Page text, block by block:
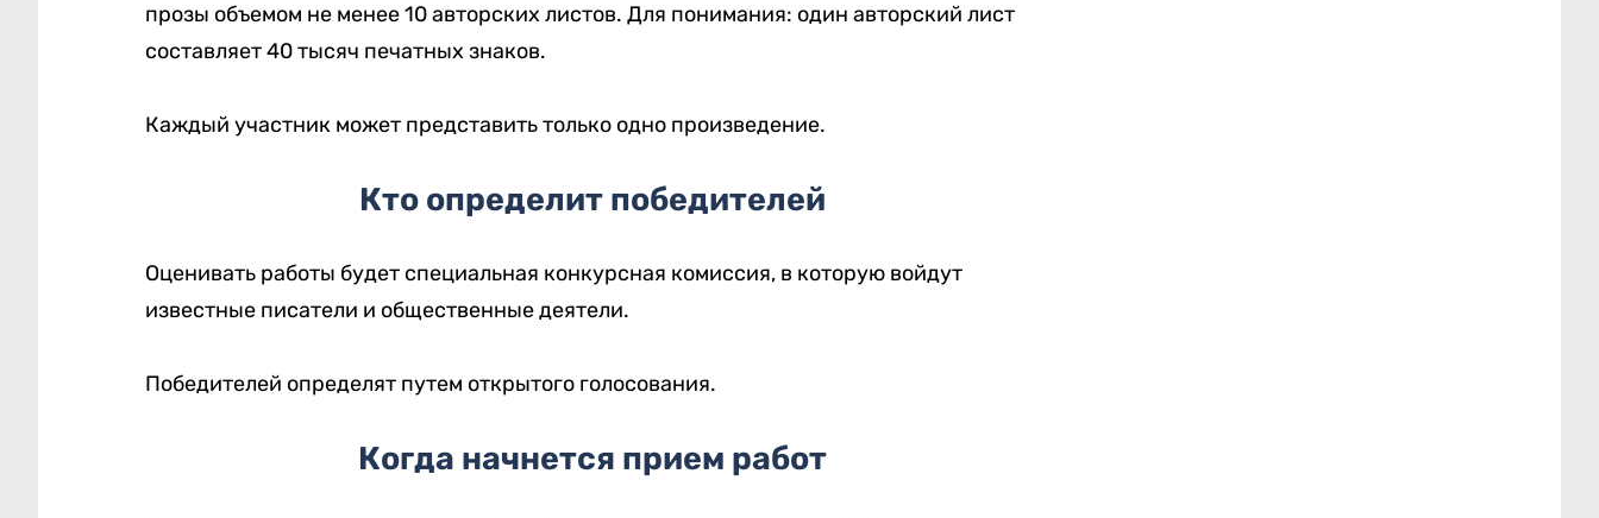
прозы объемом не менее 10 авторских листов. Для понимания: один авторский лист
составляет 40 тысяч печатных знаков.
Каждый участник может представить только одно произведение.
Кто определит победителей
Оценивать работы будет специальная конкурсная комиссия, в которую войдут
известные писатели и общественные деятели.
Победителей определят путем открытого голосования.
Когда начнется прием работ